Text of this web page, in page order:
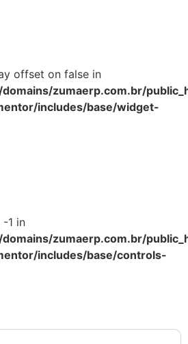
offset on false in
zumaerp.com.br/
includes/base/widget-
-1 in
zumaerp.com.br/
includes/base/controls-